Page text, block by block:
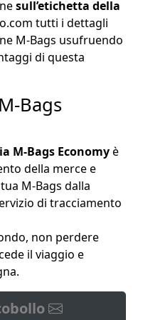
sull’etichetta della
tutti i dettagli
M-Bags usufruendo
di questa
Bags
M-Bags Economyè
della merce e
M-Bags dalla
di tracciamento
non perdere
il viaggio e